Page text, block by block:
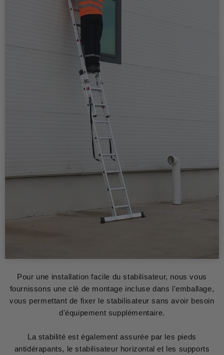
Pour une installation facile du stabilisateur, nous vous
fournissons une clé de montage incluse dans l'emballage,
vous permettant de fixer le stabilisateur sans avoir besoin
d'équipement supplémentaire.
La stabilité est également assurée par les pieds
antidérapants, le stabilisateur horizontal et les supports